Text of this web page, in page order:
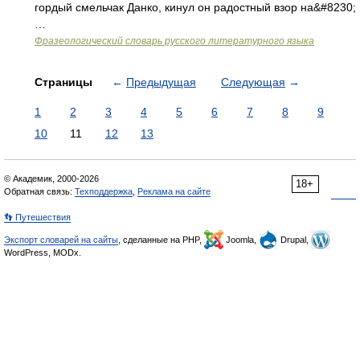
гордый смельчак Данко, кинул он радостный взор на&#8230;
Фразеологический словарь русского литературного языка
Страницы ← Предыдущая Следующая →
1 2 3 4 5 6 7 8
9
10
11 12 13
18+
© Академик, 2000-2026
Обратная связь: Техподдержка Реклама на сайте
👣 Путешествия
Экспорт словарей на сайты , сделанные на PHP, Joomla,
Drupal,
WordPress, MODx.